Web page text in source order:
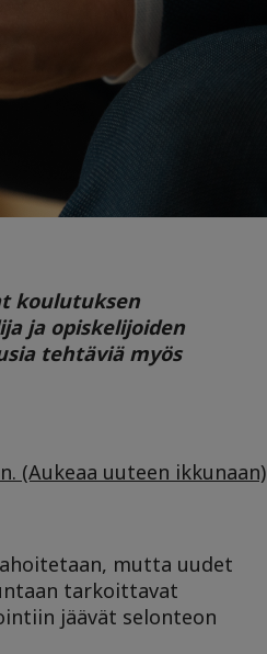
koulutuksen
ja opiskelijoiden
tehtäviä myös
(Aukeaa uuteen ikkunaan)
mutta uudet
tarkoittavat
jäävät selonteon